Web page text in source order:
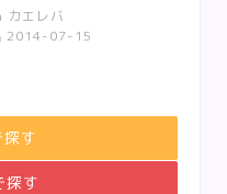
カエレバ
2014-07-15
す
探す